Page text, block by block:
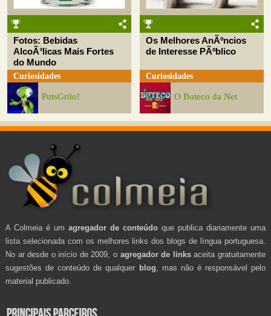
Fotos: Bebidas
AlcoÃ³licas Mais Fortes
do Mundo
Curiosidades
PutsGrilo!
Os Melhores AnÃºncios
de Interesse PÃºblico
Curiosidades
O Buteco da Net
A Colmeia é um agregador de conteúdo que publica diariamente uma
lista selecionada com os melhores links dos blogs de língua portuguesa.
No ar desde o início de 2009, o agregador de linksaceita gratuitamente
sugestões de conteúdo de qualquer blog , mas não é responsável pelo
material publicado.